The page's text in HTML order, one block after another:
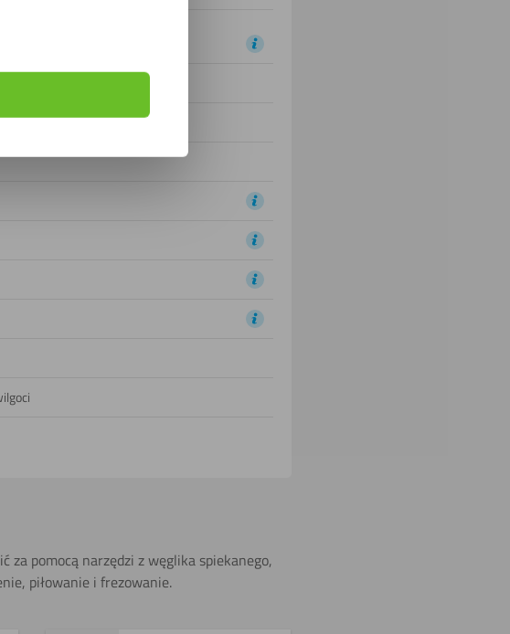
za pomocą narzędzi z węglika spiekanego,
piłowanie i frezowanie.